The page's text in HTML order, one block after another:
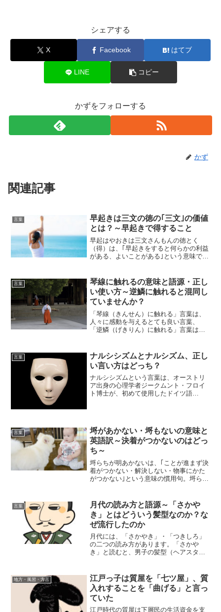
シェアする
X Facebook はてブ
LINE コピー
かずをフォローする
かず
関連記事
言葉
早起きは三文の徳の｢三文｣の価値
とは？～早起きで得すること
早起はやおきは三文さんもんの徳とく
（得）は、｢早起きをすると何らかの利益
がある、よいことがある｣という意味で使
こと｣徳は得とも書き、｢利益、もうけの
こと｣早起きは...
言葉
琴線に触れるの意味と語源・正し
い使い方～逆鱗に触れると混同し
ていませんか？
「琴線（きんせん）に触れる」言葉は、
人々に感動を与えるとても良い言葉、
「逆鱗（げきりん）に触れる」言葉は、
「琴線に触れる」の意味が分らないと答
え、約36％の人が「琴線に触...
言葉
ナルシシズムとナルシズム、正し
い言い方はどっち？
ナルシシズムという言葉は、オーストリ
ア出身の心理学者ジークムント・フロイ
ト博士が、初めて使用したドイツ語
りまし...
言葉
埒があかない・埒もないの意味と
英語訳～決着がつかないのはどっ
ち～
埒らちが明あかないは、｢ことが進まず決
着がつかない・解決しない・物事にかた
がつかない｣という意味の慣用句。埒らち
慣用句。埒が明くとは、｢物事にかたがつ
く・はかどる・...
言葉
月代の読み方と語源～「さかや
き」とはどういう髪型なのか？な
ぜ流行したのか
月代には、「さかやき」・「つきしろ」
の二つの読み方があります。「さかや
き」と読むと、男子の髪型（ヘアスタイ
空がしらんで見えること（月白）③「さ
かやき」と同じ という三つ...
地方・風習・方言
江戸っ子は質屋を「七ツ屋」、質
入れすることを「曲げる」と言っ
ていた
江戸時代の質屋は下層民の生活資金を支